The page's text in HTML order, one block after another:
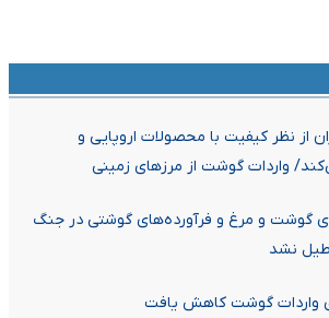
از نظر کیفیت با محصولات اروپایی و
واردات گوشت از مرزهای زمینی
گوشت و مرغ و فرآورده‌های گوشتی در جنگ
نشد
واردات گوشت کاهش یافت